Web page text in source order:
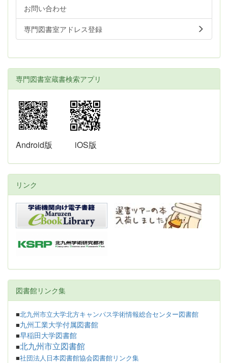
お問い合わせ
専門図書室アドレス登録
専門図書室蔵書検索アプリ
Android版 iOS版
リンク
図書館リンク集
■北九州市立大学北方キャンパス学術情報総合センター図書館
■九州工業大学付属図書館
■早稲田大学図書館
■北九州市立図書館
■社団法人日本図書館協会図書館リンク集